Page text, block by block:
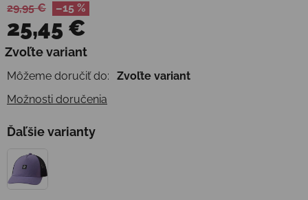
29,95 € –15 %
25,45 €
Jednotková cena:
Zvoľte variant
Môžeme doručiť do:
Zvoľte variant
Možnosti doručenia
Ďaľšie varianty